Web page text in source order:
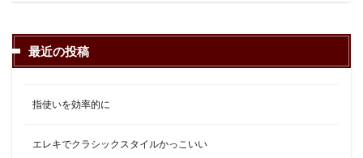
最近の投稿
指使いを効率的に
エレキでクラシックスタイルかっこいい